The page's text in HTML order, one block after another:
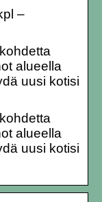
–
alueella
uusi kotisi
alueella
uusi kotisi